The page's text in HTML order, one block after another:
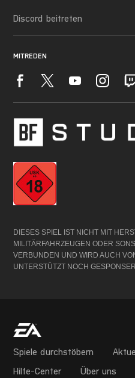
DIESES SPIEL IST NICHT MIT
MILITÄRFAHRZEUGEN ODER
VERBUNDEN UND WIRD AUCH
UNTERSTÜTZT NOCH